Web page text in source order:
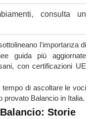
consulta un
l'importanza di
guida più aggiornate
con certificazioni UE
di ascoltare le voci
provato Balancio in Italia.
Storie